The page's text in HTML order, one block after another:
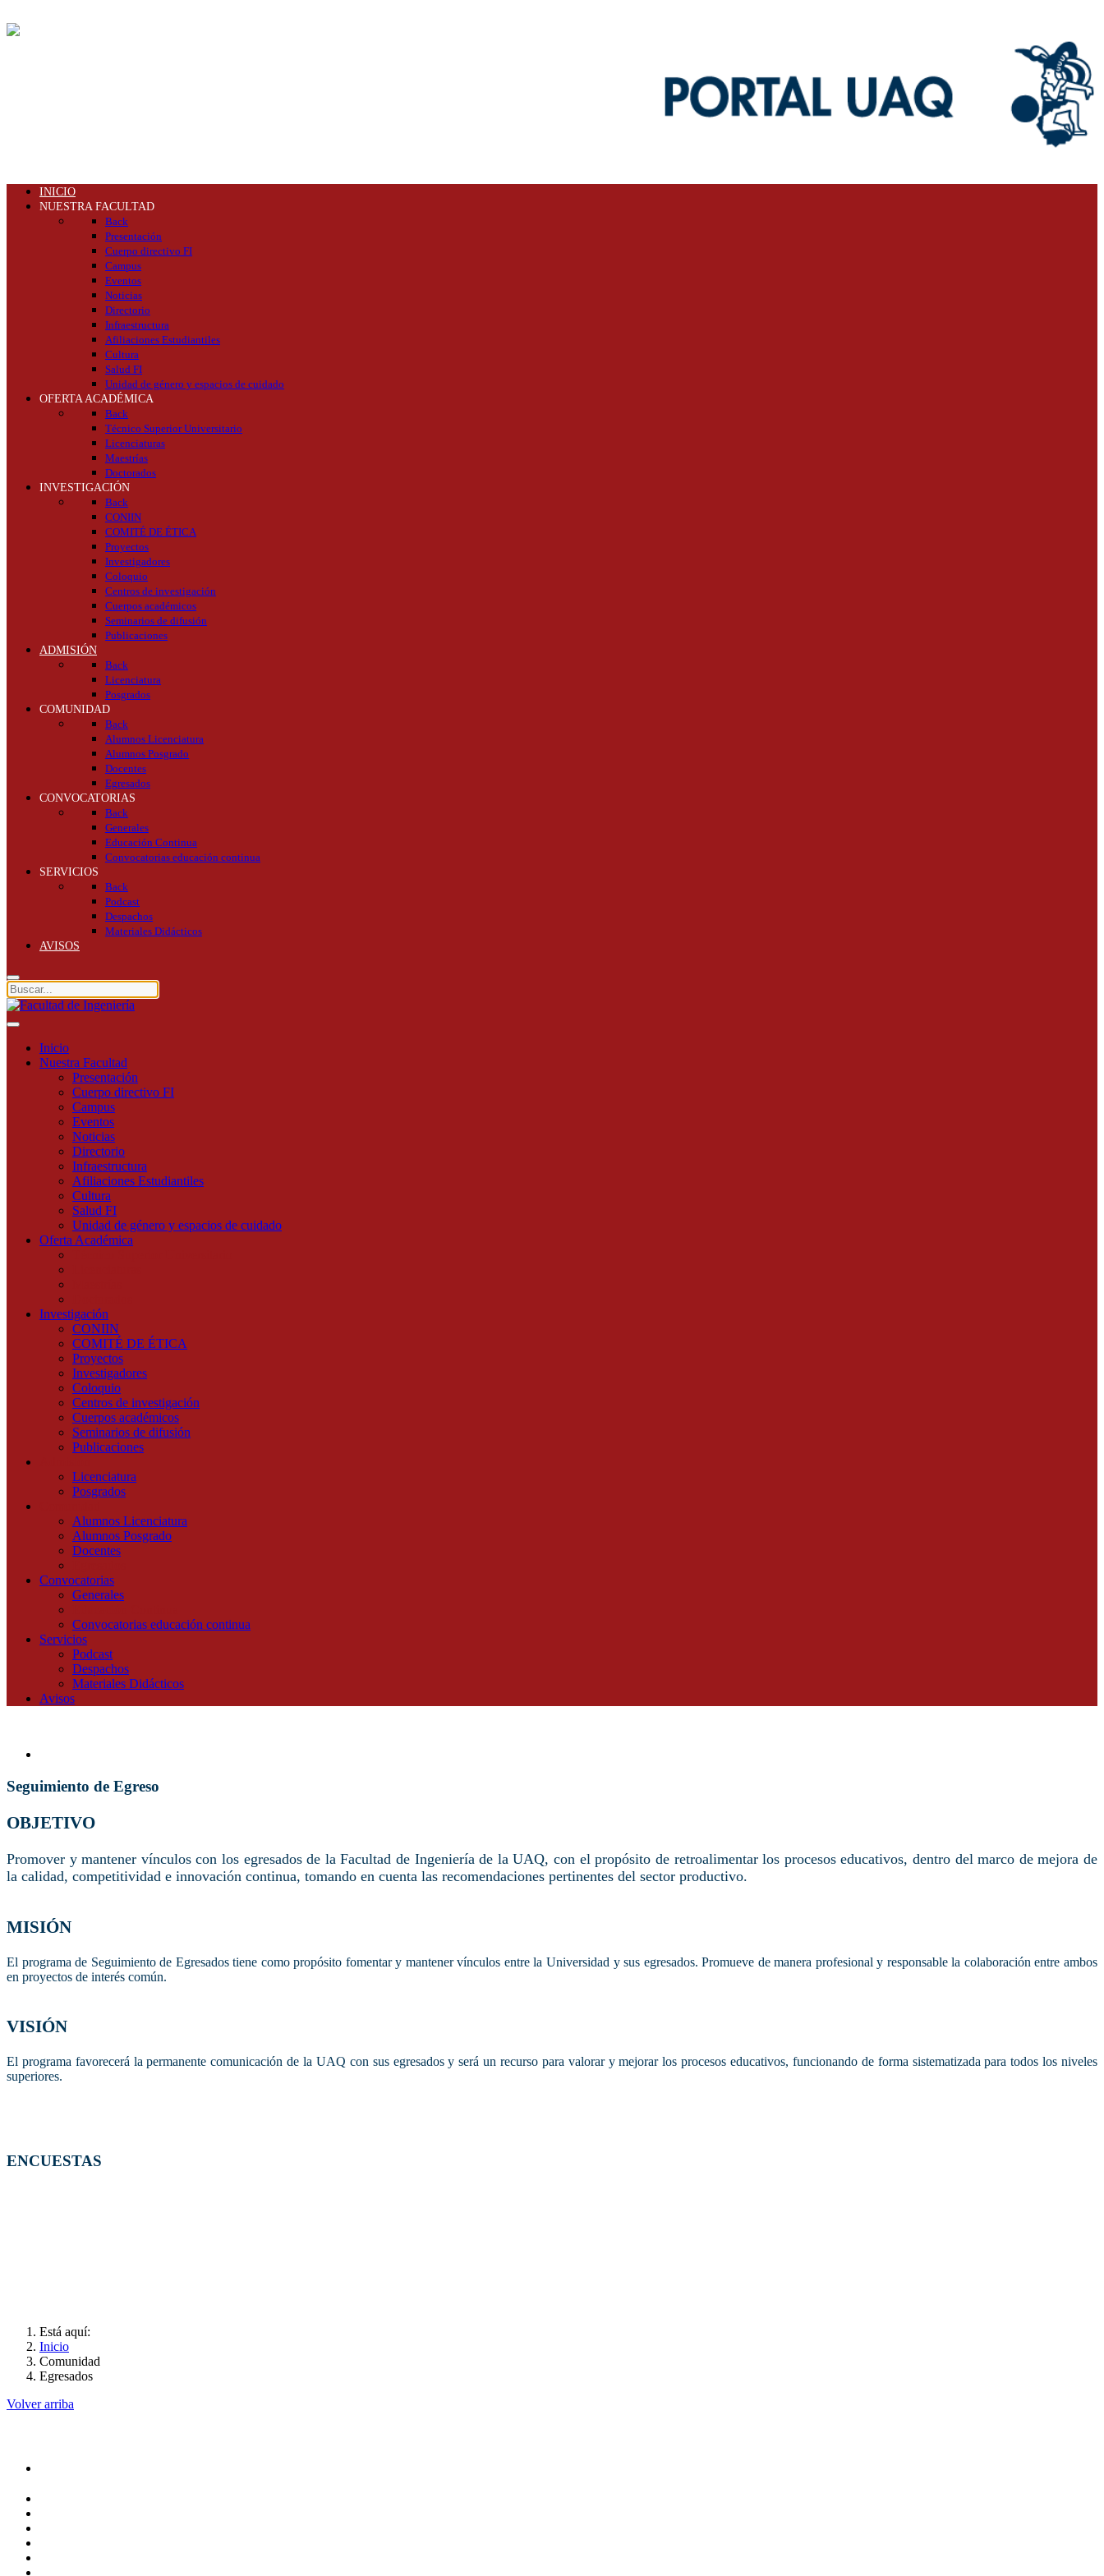
INICIO
NUESTRA FACULTAD
Back
Presentación
Cuerpo directivo FI
Campus
Eventos
Noticias
Directorio
Infraestructura
Afiliaciones Estudiantiles
Cultura
Salud FI
Unidad de género y espacios de cuidado
OFERTA ACADÉMICA
Back
Técnico Superior Universitario
Licenciaturas
Maestrías
Doctorados
INVESTIGACIÓN
Back
CONIIN
COMITÉ DE ÉTICA
Proyectos
Investigadores
Coloquio
Centros de investigación
Cuerpos académicos
Seminarios de difusión
Publicaciones
ADMISIÓN
Back
Licenciatura
Posgrados
COMUNIDAD
Back
Alumnos Licenciatura
Alumnos Posgrado
Docentes
Egresados
CONVOCATORIAS
Back
Generales
Educación Continua
Convocatorias educación continua
SERVICIOS
Back
Podcast
Despachos
Materiales Didácticos
AVISOS
Inicio
Nuestra Facultad
Presentación
Cuerpo directivo FI
Campus
Eventos
Noticias
Directorio
Infraestructura
Afiliaciones Estudiantiles
Cultura
Salud FI
Unidad de género y espacios de cuidado
Oferta Académica
Investigación
CONIIN
COMITÉ DE ÉTICA
Proyectos
Investigadores
Coloquio
Centros de investigación
Cuerpos académicos
Seminarios de difusión
Publicaciones
Licenciatura
Posgrados
Alumnos Licenciatura
Alumnos Posgrado
Docentes
Convocatorias
Generales
Convocatorias educación continua
Servicios
Podcast
Despachos
Materiales Didácticos
Avisos
Seguimiento de Egreso
OBJETIVO
Promover y mantener vínculos con los egresados de la Facultad de Ingeniería de la UAQ, con el propósito de retroalimentar los procesos educativos, dentro del marco de mejora de
la calidad, competitividad e innovación continua, tomando en cuenta las recomendaciones pertinentes del sector productivo.
MISIÓN
El programa de Seguimiento de Egresados tiene como propósito fomentar y mantener vínculos entre la Universidad y sus egresados. Promueve de manera profesional y responsable la colaboración entre ambos
en proyectos de interés común.
VISIÓN
El programa favorecerá la permanente comunicación de la UAQ con sus egresados y será un recurso para valorar y mejorar los procesos educativos, funcionando de forma sistematizada para todos los niveles
superiores.
ENCUESTAS
Está aquí:
Inicio
Comunidad
Egresados
Volver arriba